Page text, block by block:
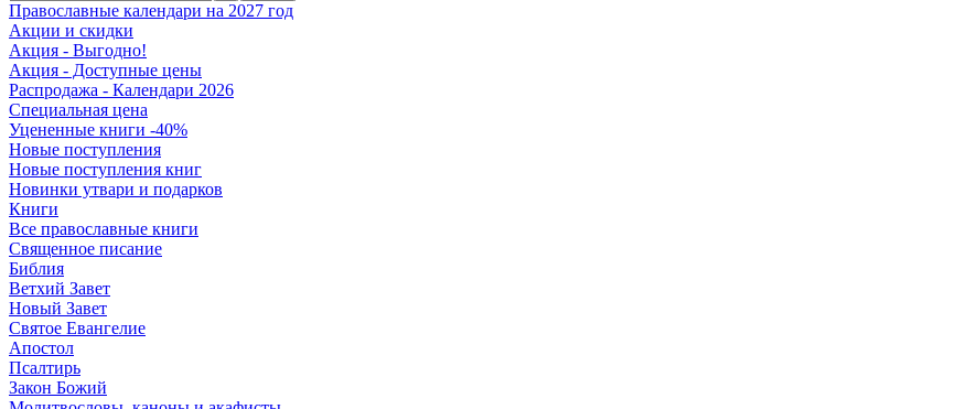
Православные календари на 2027 год
Акции и скидки
Акция - Выгодно!
Акция - Доступные цены
Распродажа - Календари 2026
Специальная цена
Уцененные книги -40%
Новые поступления
Новые поступления книг
Новинки утвари и подарков
Книги
Все православные книги
Священное писание
Библия
Ветхий Завет
Новый Завет
Святое Евангелие
Апостол
Псалтирь
Закон Божий